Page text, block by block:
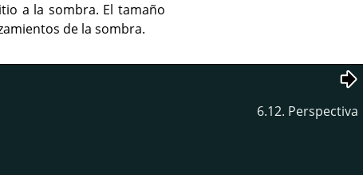
a la sombra. El tamaño
de la sombra.
6.12. Perspectiva